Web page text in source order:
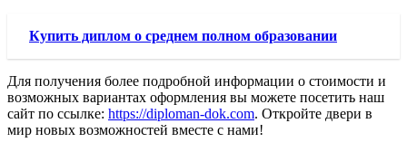
Купить диплом о среднем полном образовании
Для получения более подробной информации о стоимости и
возможных вариантах оформления вы можете посетить наш
сайт по ссылке: https://diploman-dok.com. Откройте двери в
мир новых возможностей вместе с нами!